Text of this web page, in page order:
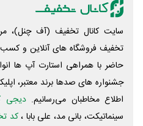
سایت کانال تخفیف (آف چنل)،
تخفیف فروشگاه های آنلاین و
حاضر با همراهی استارت آپ ها
جشنواره های صدها برند معتبر،
اطلاع مخاطبان می‌رسانیم. دیجی
سینماتیکت، بانی مد، علی‌ بابا ،کد